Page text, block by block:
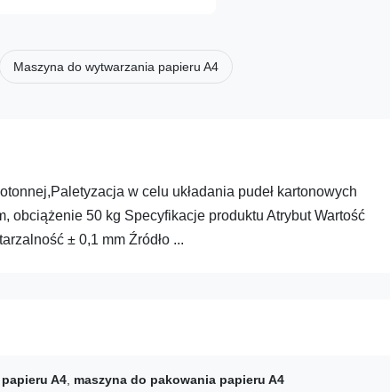
Maszyna do wytwarzania papieru A4
w celu układania pudeł kartonowych
obciążenie 50 kg Specyfikacje produktu Atrybut Wartość
± 0,1 mm Źródło ...
A4 maszyna do pakowania papieru A4